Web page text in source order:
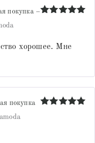
покупка –
хорошее. Мне
покупка